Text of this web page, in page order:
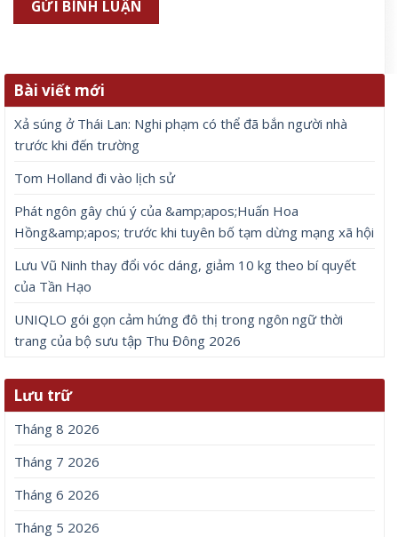
Bài viết mới
Xả súng ở Thái Lan: Nghi phạm có thể đã bắn người nhà
trước khi đến trường
Tom Holland đi vào lịch sử
Phát ngôn gây chú ý của &amp;apos;Huấn Hoa
Hồng&amp;apos; trước khi tuyên bố tạm dừng mạng xã hội
Lưu Vũ Ninh thay đổi vóc dáng, giảm 10 kg theo bí quyết
của Tần Hạo
UNIQLO gói gọn cảm hứng đô thị trong ngôn ngữ thời
trang của bộ sưu tập Thu Đông 2026
Lưu trữ
Tháng 8 2026
Tháng 7 2026
Tháng 6 2026
Tháng 5 2026